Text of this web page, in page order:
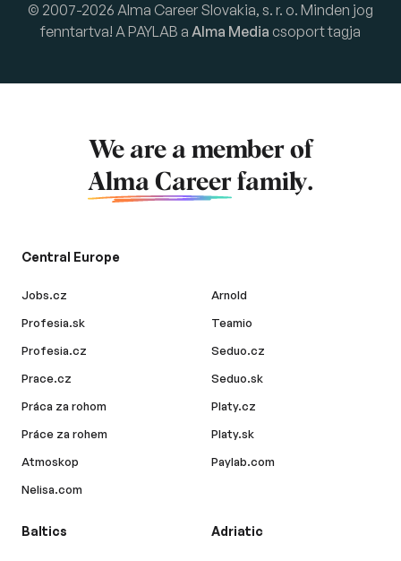
© 2007-2026 Alma Career Slovakia, s. r. o. Minden jog
fenntartva! A PAYLAB a Alma Media csoport tagja
We are a member of
Alma Career family.
Central Europe
Jobs.cz
Profesia.sk
Profesia.cz
Prace.cz
Práca za rohom
Práce za rohem
Atmoskop
Nelisa.com
Arnold
Teamio
Seduo.cz
Seduo.sk
Platy.cz
Platy.sk
Paylab.com
Baltics Adriatic